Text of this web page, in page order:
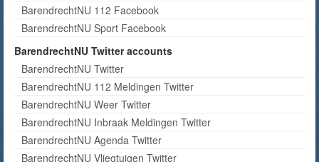
BarendrechtNU 112 Facebook
BarendrechtNU Sport Facebook
BarendrechtNU Twitter accounts
BarendrechtNU Twitter
BarendrechtNU 112 Meldingen Twitter
BarendrechtNU Weer Twitter
BarendrechtNU Inbraak Meldingen Twitter
BarendrechtNU Agenda Twitter
BarendrechtNU Vliegtuigen Twitter